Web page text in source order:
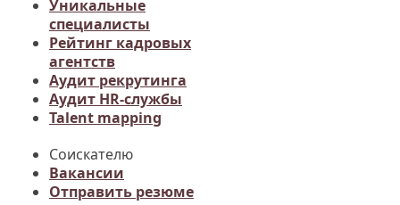
Уникальные
специалисты
Рейтинг кадровых
агентств
Аудит рекрутинга
Аудит HR-службы
Talent mapping
Соискателю
Вакансии
Отправить резюме